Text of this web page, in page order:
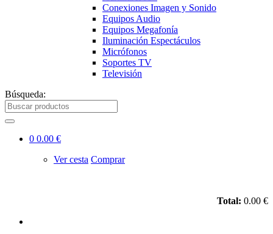
Conexiones Imagen y Sonido
Equipos Audio
Equipos Megafonía
Iluminación Espectáculos
Micrófonos
Soportes TV
Televisión
Búsqueda:
0 0.00 €
Ver cesta Comprar
Total: 0.00 €